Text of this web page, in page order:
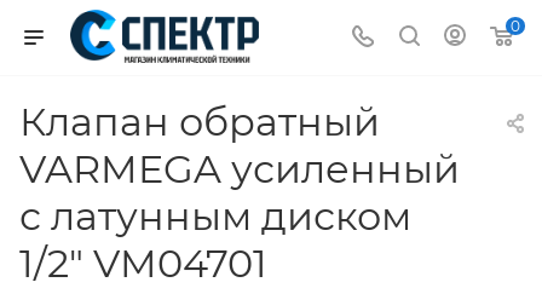
0
Клапан обратный
VARMEGA усиленный
с латунным диском
1/2" VM04701